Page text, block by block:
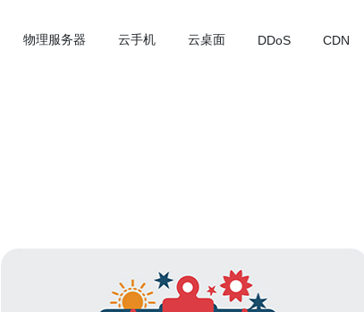
物理服务器 云手机 云桌面 DDoS CDN